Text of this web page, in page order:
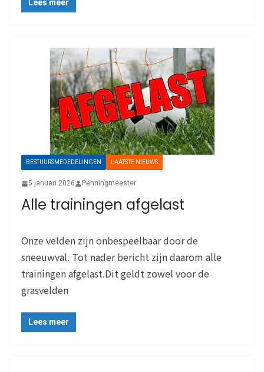
Lees meer
BESTUURSMEDEDELINGEN LAATSTE NIEUWS
5 januari 2026 Penningmeester
Alle trainingen afgelast
Onze velden zijn onbespeelbaar door de
sneeuwval. Tot nader bericht zijn daarom alle
trainingen afgelast.Dit geldt zowel voor de
grasvelden
Lees meer